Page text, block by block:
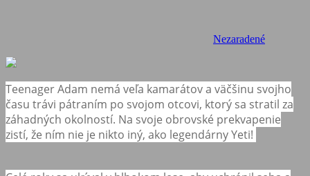
Nezaradené
Teenager Adam nemá veľa kamarátov a väčšinu svojho
času trávi pátraním po svojom otcovi, ktorý sa stratil za
záhadných okolností. Na svoje obrovské prekvapenie
zistí, že ním nie je nikto iný, ako legendárny Yeti!